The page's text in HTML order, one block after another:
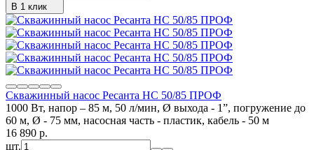
В 1 клик
Скважинный насос Ресанта НС 50/85 ПРОФ
1000 Вт, напор – 85 м, 50 л/мин, Ø выхода - 1”, погружение до
60 м, Ø - 75 мм, насосная часть - пластик, кабель - 50 м
16 890 p.
шт.